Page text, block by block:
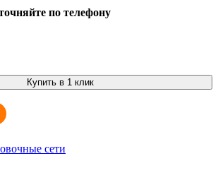
по телефону
Купить в 1 клик
сети